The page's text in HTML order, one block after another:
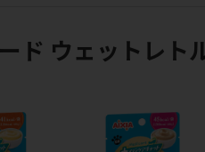
ド ウェットレト